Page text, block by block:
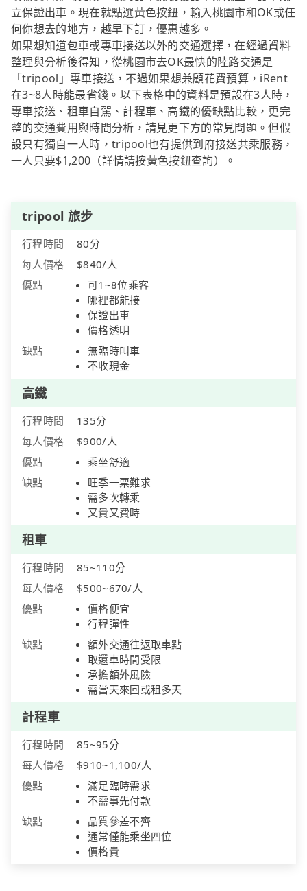
立保證出車。現在就點選黃色按鈕，輸入桃園市和OK或任
何你想去的地方，越早下訂，優惠越多。
如果想知道包車或專車接送以外的交通選擇，在經過資料
整理與分析後得知，從桃園市去OK最快的陸路交通是
「tripool」專車接送，不過如果想兼顧花費預算，iRent
在3~8人時能最省錢。以下表格中的資料是預設在3人時，
專車接送、租車自駕、計程車、高鐵的優缺點比較，更完
整的交通費用與時間分析，請見更下方的常見問題。但假
設只有獨自一人時，tripool也有提供到府接送共乘服務，
一人只要$1,200（詳情請按黃色按鈕查詢）。
tripool 旅步
行程時間
80分
每人價格
$840/人
優點
可1~8位乘客
哪裡都能接
保證出車
價格透明
缺點
無臨時叫車
不收現金
高鐵
行程時間
135分
每人價格
$900/人
優點
乘坐舒適
缺點
旺季一票難求
需多次轉乘
又貴又費時
租車
行程時間
85~110分
每人價格
$500~670/人
優點
價格便宜
行程彈性
缺點
額外交通往返取車點
取還車時間受限
承擔額外風險
需當天來回或租多天
計程車
行程時間
85~95分
每人價格
$910~1,100/人
優點
滿足臨時需求
不需事先付款
缺點
品質參差不齊
通常僅能乘坐四位
價格貴